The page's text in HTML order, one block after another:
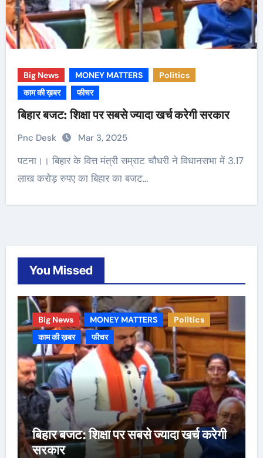
Big News MONEY MATTERS
Politics
काम की ख़बर
फीचर
बिहार बजट: शिक्षा पर सबसे ज्यादा खर्च करेगी सरकार
Pnc Desk Mar 3, 2025
पटना।। बिहार के वित्त मंत्री सम्राट चौधरी ने विधानसभा में 3.17
लाख करोड़ रुपए का बिहार का बजट…
You Missed
Big News MONEY MATTERS
Politics
काम की ख़बर
फीचर
बिहार बजट: शिक्षा पर सबसे ज्यादा खर्च करेगी
सरकार